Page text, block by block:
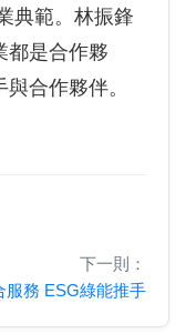
典範。林振鋒
都是合作夥
合作夥伴。
下一則：
服務 ESG綠能推手